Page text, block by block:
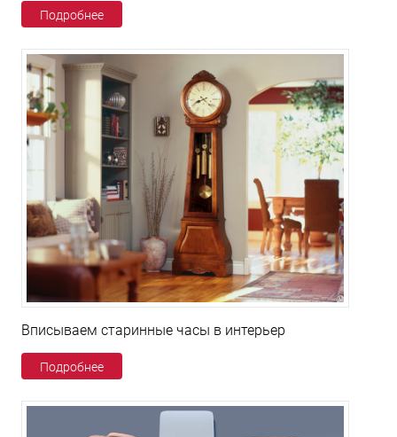
Подробнее
Вписываем старинные часы в интерьер
Подробнее